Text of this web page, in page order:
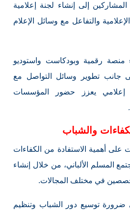
إلى إنشاء لجنة إعلامية
والتفاعل مع وسائل الإعلام
رقمية وبودكاست واستوديو
جانب تطوير وسائل التواصل مع
إعلامي يعزز حضور المؤسسات
والشباب
على أهمية الاستفادة من الكفاءات
المسلم الألباني، من خلال إنشاء
في مختلف المجالات.
توسيع دور الشباب وتنظيم